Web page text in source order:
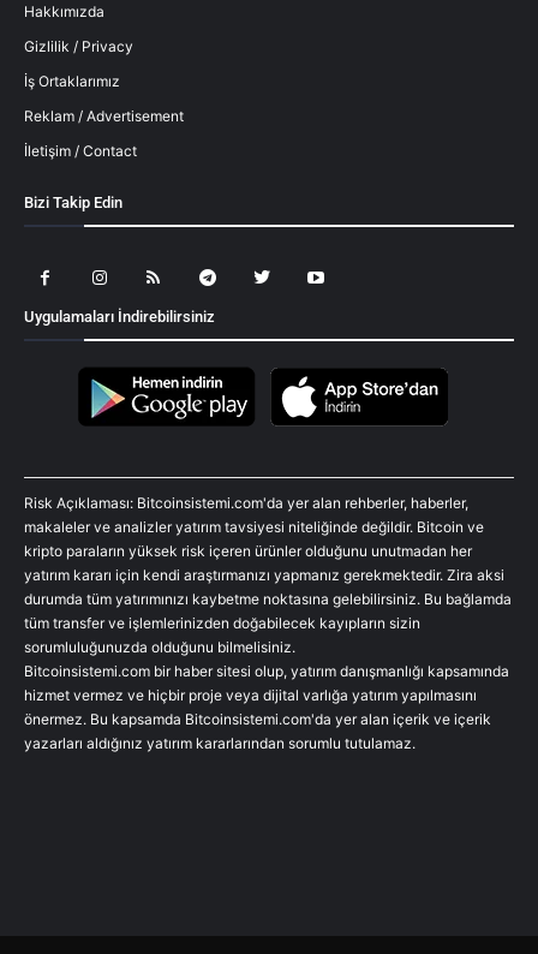
Hakkımızda
Gizlilik / Privacy
İş Ortaklarımız
Reklam / Advertisement
İletişim / Contact
Bizi Takip Edin
Uygulamaları İndirebilirsiniz
Risk Açıklaması: Bitcoinsistemi.com'da yer alan rehberler, haberler,
makaleler ve analizler yatırım tavsiyesi niteliğinde değildir. Bitcoin ve
kripto paraların yüksek risk içeren ürünler olduğunu unutmadan her
yatırım kararı için kendi araştırmanızı yapmanız gerekmektedir. Zira aksi
durumda tüm yatırımınızı kaybetme noktasına gelebilirsiniz. Bu bağlamda
tüm transfer ve işlemlerinizden doğabilecek kayıpların sizin
sorumluluğunuzda olduğunu bilmelisiniz.
Bitcoinsistemi.com bir haber sitesi olup, yatırım danışmanlığı kapsamında
hizmet vermez ve hiçbir proje veya dijital varlığa yatırım yapılmasını
önermez. Bu kapsamda Bitcoinsistemi.com'da yer alan içerik ve içerik
yazarları aldığınız yatırım kararlarından sorumlu tutulamaz.